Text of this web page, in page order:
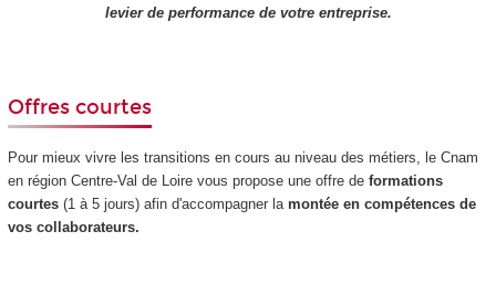
levier de performance de votre entreprise.
Offres courtes
Pour mieux vivre les transitions en cours au niveau des métiers, le Cnam
en région Centre-Val de Loire vous propose une offre de formations
courtes(1 à 5 jours) afin d'accompagner la montée en compétences de
vos collaborateurs.